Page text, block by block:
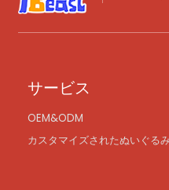
サービス
OEM&ODM
カスタマイズされたぬいぐる